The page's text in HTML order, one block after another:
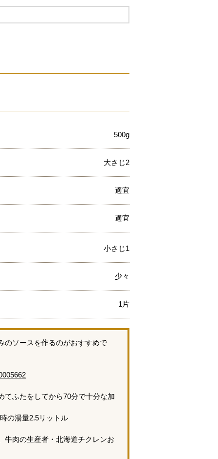
500g
大さじ2
適宜
適宜
小さじ1
少々
1片
のソースを作るのがおすすめで
ふたをしてから70分で十分な加
の湯量2.5リットル
牛肉の生産者・北海道チクレンお